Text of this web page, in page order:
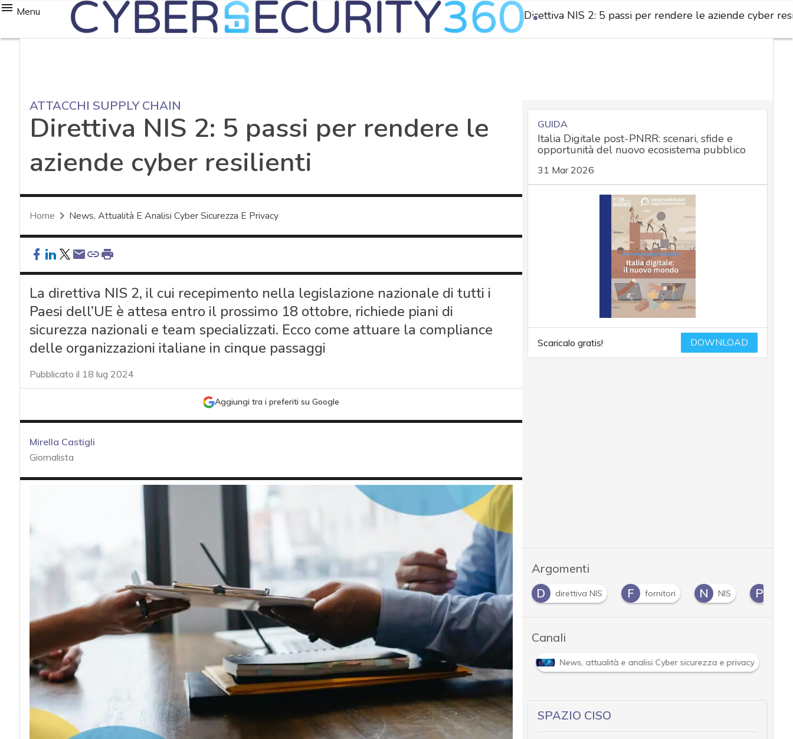
Menu Direttiva NIS 2: 5 passi per rendere le aziende cyber
ATTACCHI SUPPLY CHAIN
Direttiva NIS 2: 5 passi per rendere le
aziende cyber resilienti
Home News, Attualità E Analisi Cyber Sicurezza E Privacy
La direttiva NIS 2, il cui recepimento nella legislazione nazionale di tutti i
Paesi dell’UE è attesa entro il prossimo 18 ottobre, richiede piani di
sicurezza nazionali e team specializzati. Ecco come attuare la compliance
delle organizzazioni italiane in cinque passaggi
Pubblicato il 18 lug 2024
Aggiungi tra i preferiti su Google
Mirella Castigli
Giornalista
GUIDA
Italia Digitale post-PNRR: scenari, sfide e
opportunità del nuovo ecosistema pubblico
31 Mar 2026
Scaricalo gratis! DOWNLOAD
Argomenti
C
Clusit D direttiva NIS F fornitori N NIS P
Canali
Attacchi hacker e Malware: le ultime news in tempo reale e gli approfondimenti News, attualità e analisi Cyber sicurezza e privacy
SPAZIO CISO